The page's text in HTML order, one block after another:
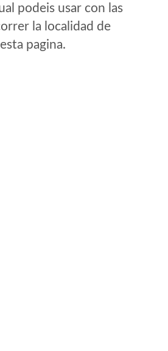
podeis usar con las
la localidad de
pagina.